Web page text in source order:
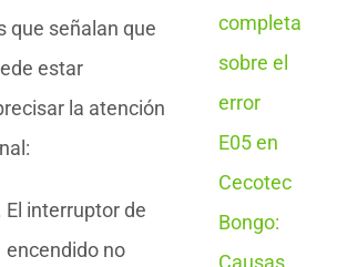
que señalan que
estar
la atención
El interruptor de
encendido no
completa
sobre el
error
E05 en
Cecotec
Bongo:
Causas